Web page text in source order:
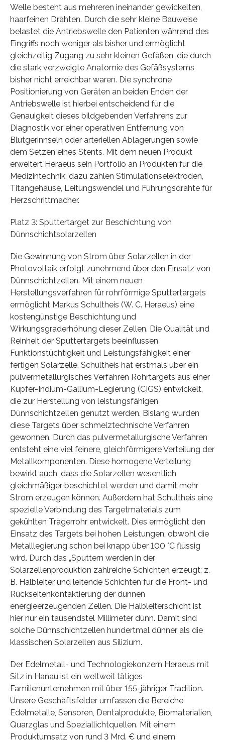
Welle besteht aus mehreren ineinander gewickelten,
haarfeinen Drähten. Durch die sehr kleine Bauweise
belastet die Antriebswelle den Patienten während des
Eingriffs noch weniger als bisher und ermöglicht
gleichzeitig Zugang zu sehr kleinen Gefäßen, die durch
die stark verzweigte Anatomie des Gefäßsystems
bisher nicht erreichbar waren. Die synchrone
Positionierung von Geräten an beiden Enden der
Antriebswelle ist hierbei entscheidend für die
Genauigkeit dieses bildgebenden Verfahrens zur
Diagnostik vor einer operativen Entfernung von
Blutgerinnseln oder arteriellen Ablagerungen sowie
dem Setzen eines Stents. Mit dem neuen Produkt
erweitert Heraeus sein Portfolio an Produkten für die
Medizintechnik, dazu zählen Stimulationselektroden,
Titangehäuse, Leitungswendel und Führungsdrähte für
Herzschrittmacher.
Platz 3: Sputtertarget zur Beschichtung von
Dünnschichtsolarzellen
Die Gewinnung von Strom über Solarzellen in der
Photovoltaik erfolgt zunehmend über den Einsatz von
Dünnschichtzellen. Mit einem neuen
Herstellungsverfahren für rohrförmige Sputtertargets
ermöglicht Markus Schultheis (W. C. Heraeus) eine
kostengünstige Beschichtung und
Wirkungsgraderhöhung dieser Zellen. Die Qualität und
Reinheit der Sputtertargets beeinflussen
Funktionstüchtigkeit und Leistungsfähigkeit einer
fertigen Solarzelle. Schultheis hat erstmals über ein
pulvermetallurgisches Verfahren Rohrtargets aus einer
Kupfer-Indium-Gallium-Legierung (CIGS) entwickelt,
die zur Herstellung von leistungsfähigen
Dünnschichtzellen genutzt werden. Bislang wurden
diese Targets über schmelztechnische Verfahren
gewonnen. Durch das pulvermetallurgische Verfahren
entsteht eine viel feinere, gleichförmigere Verteilung der
Metallkomponenten. Diese homogene Verteilung
bewirkt auch, dass die Solarzellen wesentlich
gleichmäßiger beschichtet werden und damit mehr
Strom erzeugen können. Außerdem hat Schultheis eine
spezielle Verbindung des Targetmaterials zum
gekühlten Trägerrohr entwickelt. Dies ermöglicht den
Einsatz des Targets bei hohen Leistungen, obwohl die
Metalllegierung schon bei knapp über 100 °C flüssig
wird. Durch das „Sputtern werden in der
Solarzellenproduktion zahlreiche Schichten erzeugt: z.
B. Halbleiter und leitende Schichten für die Front- und
Rückseitenkontaktierung der dünnen
energieerzeugenden Zellen. Die Halbleiterschicht ist
hier nur ein tausendstel Millimeter dünn. Damit sind
solche Dünnschichtzellen hundertmal dünner als die
klassischen Solarzellen aus Silizium.
Der Edelmetall- und Technologiekonzern Heraeus mit
Sitz in Hanau ist ein weltweit tätiges
Familienunternehmen mit über 155-jähriger Tradition.
Unsere Geschäftsfelder umfassen die Bereiche
Edelmetalle, Sensoren, Dentalprodukte, Biomaterialien,
Quarzglas und Speziallichtquellen. Mit einem
Produktumsatz von rund 3 Mrd. € und einem